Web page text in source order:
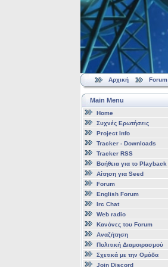
Αρχική Forum
Main Menu
Home
Συχνές Ερωτήσεις
Project Info
Tracker - Downloads
Tracker RSS
Βοήθεια για το Playback
Αίτηση για Seed
Forum
English Forum
Irc Chat
Web radio
Κανόνες του Forum
Αναζήτηση
Πολιτική Διαμοιρασμού
Σχετικά με την Ομάδα
Join Discord